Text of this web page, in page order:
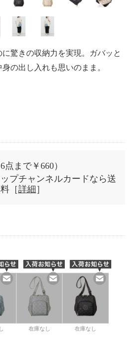
驚きの収納力を実現。ガバッと
の出し入れも思いのまま。
6点まで￥660）
プチャンネルカードなら送
［詳細 ］
在庫なし 在庫なし